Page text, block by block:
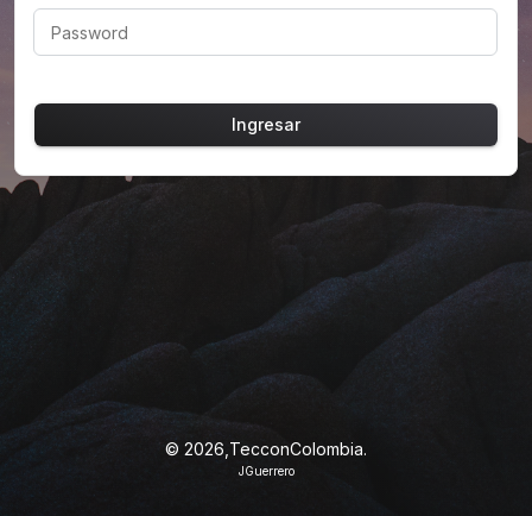
Password
Ingresar
© 2026,TecconColombia.
JGuerrero